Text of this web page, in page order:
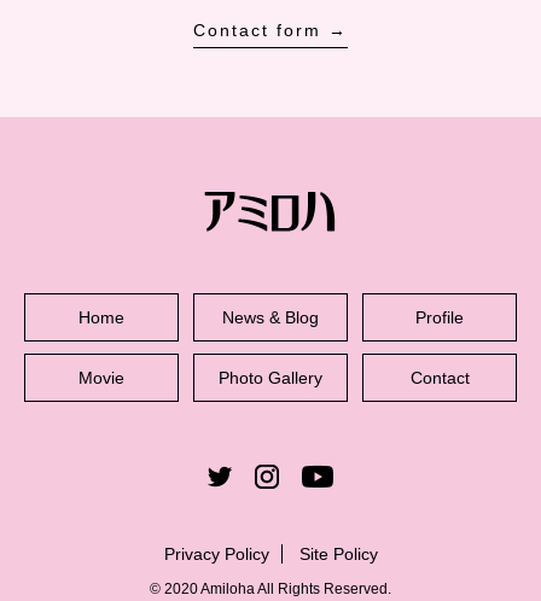
Contact form →
Home News & Blog Profile
Movie Photo Gallery Contact
Privacy Policy Site Policy
© 2020 Amiloha All Rights Reserved.